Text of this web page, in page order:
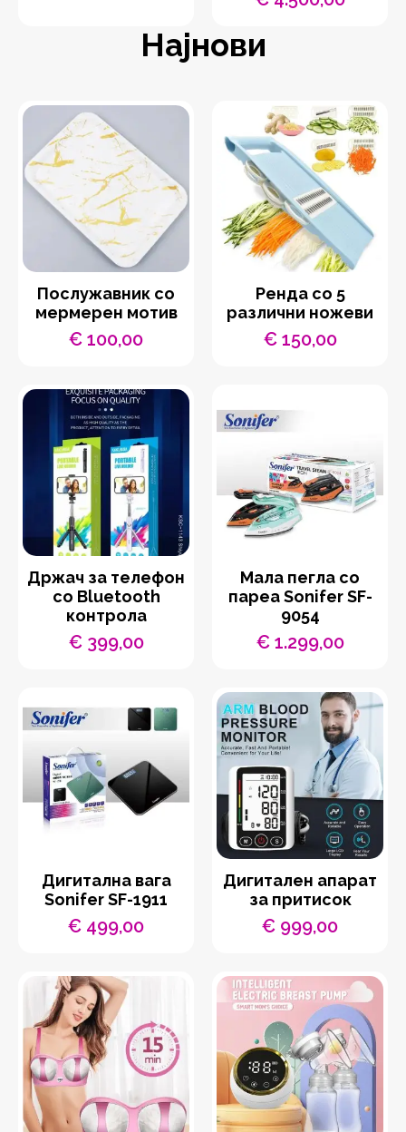
Најнови
Послужавник со
мермерен мотив
€ 100,00
Ренда со 5
различни ножеви
€150,00
Држач за телефон
со Bluetooth
контрола
€399,00
Мала пегла со
пареа Sonifer SF-
9054
€1.299,00
Дигитална вага
Sonifer SF-1911
€ 499,00
Дигитален апарат
за притисок
€ 999,00